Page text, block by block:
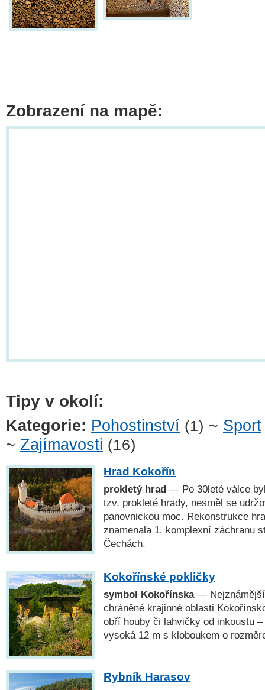
Zobrazení na mapě:
Tipy v okolí:
Kategorie: Pohostinství (1) ~ Sport
~ Zajímavosti (16)
Hrad Kokořín
prokletý hrad — Po 30leté válce
tzv. prokleté hrady, nesměl se
panovnickou moc. Rekonstrukce
znamenala 1. komplexní záchranu
Čechách.
Kokořínské pokličky
symbol Kokořínska— Nejznámější
chráněné krajinné oblasti
obří houby či lahvičky od inkoustu
vysoká 12 m s kloboukem o
Rybník Harasov